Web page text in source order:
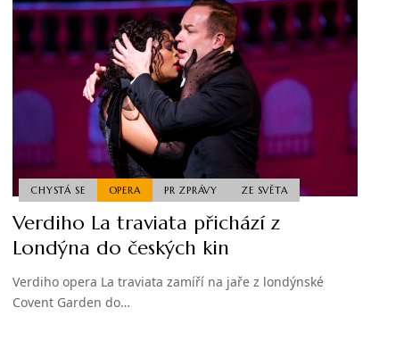
CHYSTÁ SE OPERA PR ZPRÁVY ZE SVĚTA
Verdiho La traviata přichází z
Londýna do českých kin
Verdiho opera La traviata zamíří na jaře z londýnské
Covent Garden do…